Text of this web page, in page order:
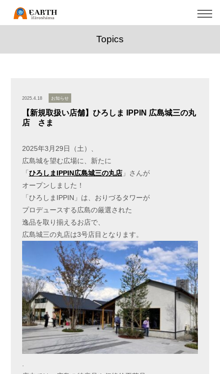
Topics
2025.4.18 お知らせ
【新規取扱い店舗】ひろしま IPPIN 広島城三の丸
店 さま
2025年3月29日（土）、
広島城を望む広場に、新たに
「 ひろしまIPPIN広島城三の丸店」さんが
オープンしました！
「ひろしまIPPIN」は、おりづるタワーが
プロデュースする広島の厳選された
逸品を取り揃えるお店で、
広島城三の丸店は3号店目となります。
.